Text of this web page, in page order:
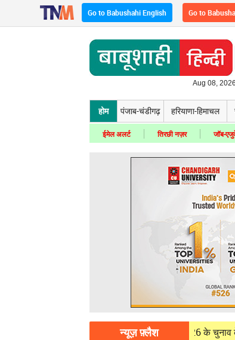
Go to Babushahi English Go to
Aug 08,
होम पंजाब-चंडीगढ़ हरियाणा-हिमाचल
ईमेल अलर्ट तिरछी नज़र जॉब-
न्यूज़ फ़्लैश
न्यूज़ीलैंड की नेशनल पार्टी ने 2026 के चुनाव के लिए